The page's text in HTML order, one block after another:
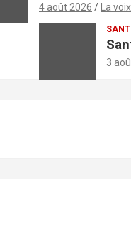
4 août 2026 La
3